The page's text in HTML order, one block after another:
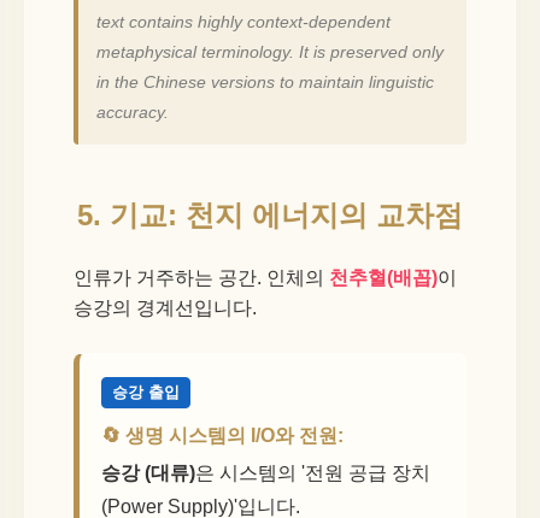
text contains highly context-dependent
metaphysical terminology. It is preserved only
in the Chinese versions to maintain linguistic
accuracy.
5. 기교: 천지 에너지의 교차점
인류가 거주하는 공간. 인체의 천추혈(배꼽)이
승강의 경계선입니다.
승강 출입
🔄 생명 시스템의 I/O와 전원:
승강 (대류)은 시스템의 '전원 공급 장치
(Power Supply)'입니다.